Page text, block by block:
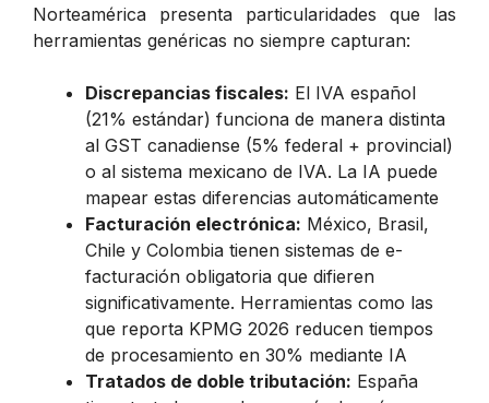
Norteamérica presenta particularidades que las
herramientas genéricas no siempre capturan:
Discrepancias fiscales: El IVA español
(21% estándar) funciona de manera distinta
al GST canadiense (5% federal + provincial)
o al sistema mexicano de IVA. La IA puede
mapear estas diferencias automáticamente
Facturación electrónica: México, Brasil,
Chile y Colombia tienen sistemas de e-
facturación obligatoria que difieren
significativamente. Herramientas como las
que reporta KPMG 2026 reducen tiempos
de procesamiento en 30% mediante IA
Tratados de doble tributación: España